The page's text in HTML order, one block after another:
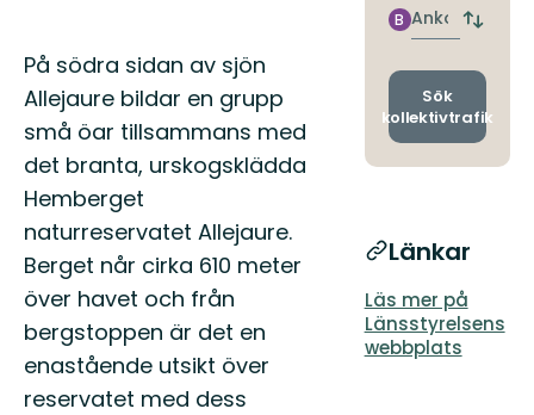
Beskrivning
På södra sidan av sjön
Allejaure bildar en grupp
små öar tillsammans med
det branta, urskogsklädda
Hemberget
naturreservatet Allejaure.
Berget når cirka 610 meter
över havet och från
bergstoppen är det en
enastående utsikt över
reservatet med dess
Ankomst
B
Byt
och
Sök
kollektivtrafik
Länkar
Läs mer på
Länsstyrelsens
webbplats